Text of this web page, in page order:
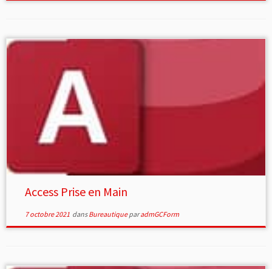
Access Prise en Main
7 octobre 2021dansBureautiqueparadmGCForm